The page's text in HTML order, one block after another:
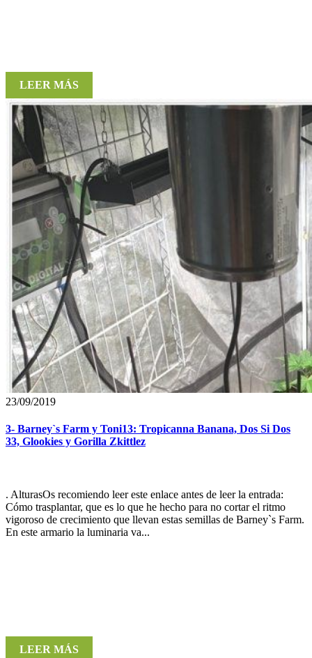
LEER MÁS
23/09/2019
3- Barney`s Farm y Toni13: Tropicanna Banana, Dos Si Dos
33, Glookies y Gorilla Zkittlez
. AlturasOs recomiendo leer este enlace antes de leer la entrada:
Cómo trasplantar, que es lo que he hecho para no cortar el ritmo
vigoroso de crecimiento que llevan estas semillas de Barney`s Farm.
En este armario la luminaria va...
LEER MÁS